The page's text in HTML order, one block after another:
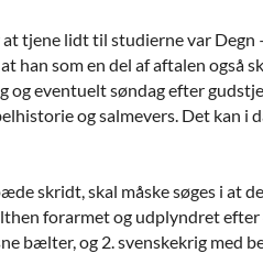
tjene lidt til studierne var Degn
han som en del af aftalen også
og eventuelt søndag efter
og salmevers. Det kan i
skridt, skal måske søges i at
forarmet og udplyndret
bælter, og 2. svenskekrig med